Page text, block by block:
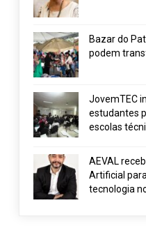
Bazar do
podem
JovemTEC
estudantes
escolas
AEVAL
Artificial
tecnologia